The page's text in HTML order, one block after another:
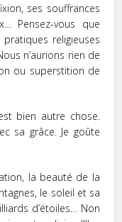
ses souffrances
Pensez-vous que
religieuses
n’aurions rien de
ou superstition de
bien autre chose.
sa grâce. Je goûte
la beauté de la
le soleil et sa
d’étoiles… Non